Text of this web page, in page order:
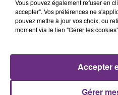
LE MAGASIN
Vous pouvez également refuser en
accepter". Vos préférences ne
pouvez mettre à jour vos choix, ou
moment via le lien "Gérer les
Gérer
Accepter